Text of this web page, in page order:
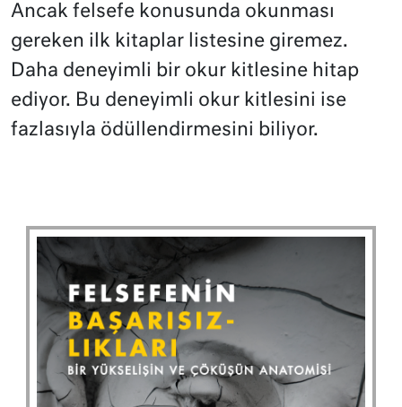
Ancak felsefe konusunda okunması
gereken ilk kitaplar listesine giremez.
Daha deneyimli bir okur kitlesine hitap
ediyor. Bu deneyimli okur kitlesini ise
fazlasıyla ödüllendirmesini biliyor.